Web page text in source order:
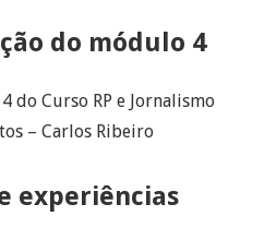
do módulo 4
do Curso RP e Jornalismo
– Carlos Ribeiro
experiências